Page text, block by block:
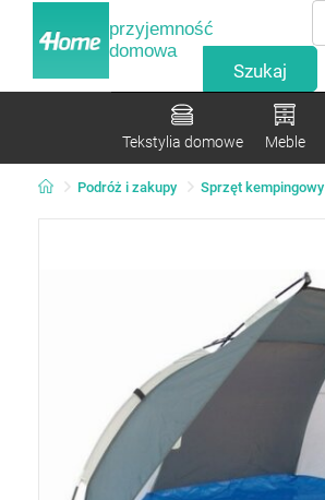
przyjemność
domowa
Tekstylia domowe Meble
Podróż i zakupy Sprzęt kempingowy